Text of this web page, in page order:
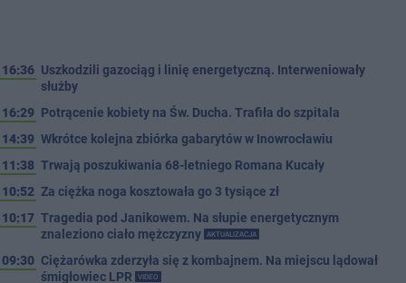
16:36 Uszkodzili gazociąg i linię energetyczną. Interweniowały
służby
16:29 Potrącenie kobiety na Św. Ducha. Trafiła do szpitala
14:39 Wkrótce kolejna zbiórka gabarytów w Inowrocławiu
11:38 Trwają poszukiwania 68-letniego Romana Kucały
10:52 Za ciężka noga kosztowała go 3 tysiące zł
10:17 Tragedia pod Janikowem. Na słupie energetycznym
znaleziono ciało mężczyzny
AKTUALIZACJA
09:30 Ciężarówka zderzyła się z kombajnem. Na miejscu lądował
śmigłowiec LPR
VIDEO